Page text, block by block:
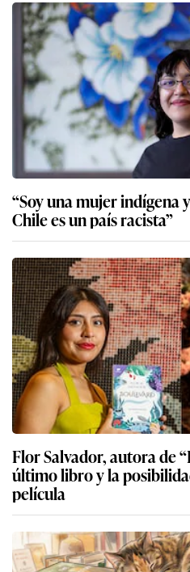
“Soy una mujer indígena
Chile es un país racista”
Flor Salvador, autora de
último libro y la
película